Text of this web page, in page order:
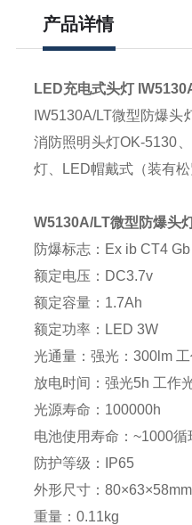
产品详情
LED充电式头灯
IW5130A/LT微型防爆头
消防照明 头灯OK-5130
灯、LED帽戴式（装有
W5130A/LT微型防爆头
防爆标志：Ex ibCT4 Gb
额定电压： DC3.7v
额定容量：1.7Ah
额定功率： LED 3W
光通量：强光： 300lm 工
放电时间：强光5h 工作
光源寿命：100000h
电池使用寿命：~1000循
防护等级：
IP65
外形尺寸： 80×63×58mm
重量： 0.11kg